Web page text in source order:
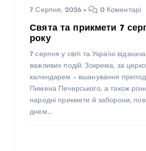
7 Серпня, 2026 0 Коментарі
Свята та прикмети 7
року
7 серпня у світі та Україні
важливих подій. Зокрема, за
календарем – вшанування
Пимена Печерського, а також
народні прикмети й заборони,
днем.…